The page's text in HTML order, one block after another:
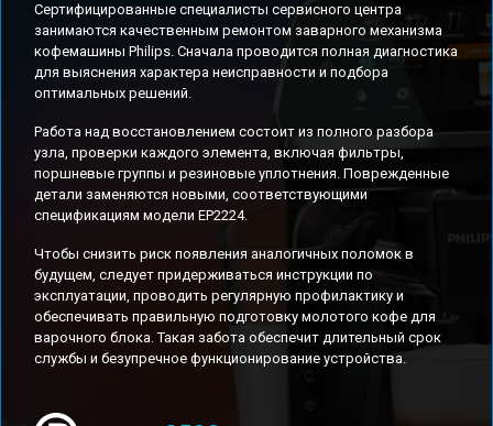
Сертифицированные специалисты сервисного центра
занимаются качественным ремонтом заварного механизма
кофемашины Philips. Сначала проводится полная диагностика
для выяснения характера неисправности и подбора
оптимальных решений.
Работа над восстановлением состоит из полного разбора
узла, проверки каждого элемента, включая фильтры,
поршневые группы и резиновые уплотнения. Поврежденные
детали заменяются новыми, соответствующими
спецификациям модели EP2224.
Чтобы снизить риск появления аналогичных поломок в
будущем, следует придерживаться инструкции по
эксплуатации, проводить регулярную профилактику и
обеспечивать правильную подготовку молотого кофе для
варочного блока. Такая забота обеспечит длительный срок
службы и безупречное функционирование устройства.